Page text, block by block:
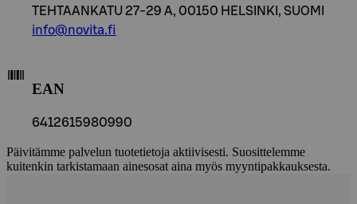
TEHTAANKATU 27-29 A, 00150 HELSINKI, SUOMI
info@novita.fi
EAN
6412615980990
Päivitämme palvelun tuotetietoja aktiivisesti. Suosittelemme
kuitenkin tarkistamaan ainesosat aina myös myyntipakkauksesta.